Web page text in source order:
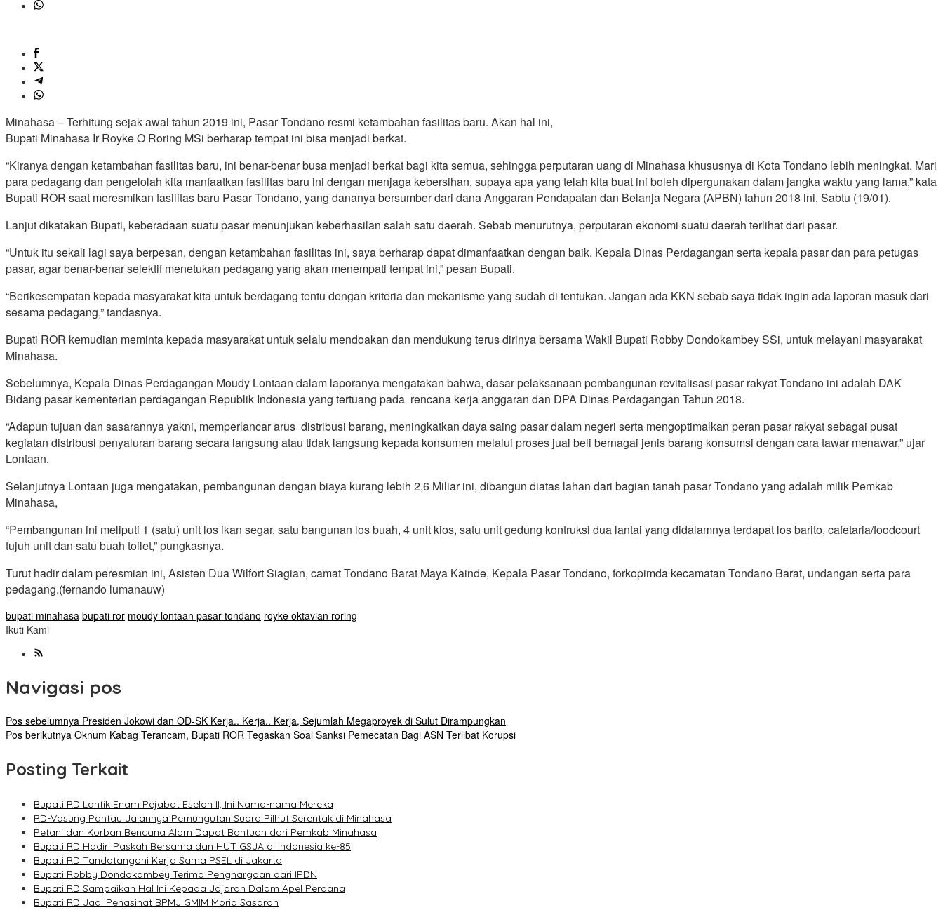
Minahasa – Terhitung sejak awal tahun 2019 ini, Pasar Tondano resmi ketambahan fasilitas baru. Akan hal ini,
Bupati Minahasa Ir Royke O Roring MSi berharap tempat ini bisa menjadi berkat.
“Kiranya dengan ketambahan fasilitas baru, ini benar-benar busa menjadi berkat bagi kita semua, sehingga perputaran uang di Minahasa khususnya di Kota Tondano lebih meningkat. Mari
para pedagang dan pengelolah kita manfaatkan fasilitas baru ini dengan menjaga kebersihan, supaya apa yang telah kita buat ini boleh dipergunakan dalam jangka waktu yang lama,” kata
Bupati ROR saat meresmikan fasilitas baru Pasar Tondano, yang dananya bersumber dari dana Anggaran Pendapatan dan Belanja Negara (APBN) tahun 2018 ini, Sabtu (19/01).
Lanjut dikatakan Bupati, keberadaan suatu pasar menunjukan keberhasilan salah satu daerah. Sebab menurutnya, perputaran ekonomi suatu daerah terlihat dari pasar.
“Untuk itu sekali lagi saya berpesan, dengan ketambahan fasilitas ini, saya berharap dapat dimanfaatkan dengan baik. Kepala Dinas Perdagangan serta kepala pasar dan para petugas
pasar, agar benar-benar selektif menetukan pedagang yang akan menempati tempat ini,” pesan Bupati.
“Berikesempatan kepada masyarakat kita untuk berdagang tentu dengan kriteria dan mekanisme yang sudah di tentukan. Jangan ada KKN sebab saya tidak ingin ada laporan masuk dari
sesama pedagang,” tandasnya.
Bupati ROR kemudian meminta kepada masyarakat untuk selalu mendoakan dan mendukung terus dirinya bersama Wakil Bupati Robby Dondokambey SSi, untuk melayani masyarakat
Minahasa.
Sebelumnya, Kepala Dinas Perdagangan Moudy Lontaan dalam laporanya mengatakan bahwa, dasar pelaksanaan pembangunan revitalisasi pasar rakyat Tondano ini adalah DAK
Bidang pasar kementerian perdagangan Republik Indonesia yang tertuang pada rencana kerja anggaran dan DPA Dinas Perdagangan Tahun 2018.
“Adapun tujuan dan sasarannya yakni, memperlancar arus distribusi barang, meningkatkan daya saing pasar dalam negeri serta mengoptimalkan peran pasar rakyat sebagai pusat
kegiatan distribusi penyaluran barang secara langsung atau tidak langsung kepada konsumen melalui proses jual beli bernagai jenis barang konsumsi dengan cara tawar menawar,” ujar
Lontaan.
Selanjutnya Lontaan juga mengatakan, pembangunan dengan biaya kurang lebih 2,6 Miliar ini, dibangun diatas lahan dari bagian tanah pasar Tondano yang adalah milik Pemkab
Minahasa,
“Pembangunan ini meliputi 1 (satu) unit los ikan segar, satu bangunan los buah, 4 unit kios, satu unit gedung kontruksi dua lantai yang didalamnya terdapat los barito, cafetaria/foodcourt
tujuh unit dan satu buah toilet,” pungkasnya.
Turut hadir dalam peresmian ini, Asisten Dua Wilfort Siagian, camat Tondano Barat Maya Kainde, Kepala Pasar Tondano, forkopimda kecamatan Tondano Barat, undangan serta para
pedagang.(fernando lumanauw)
bupati minahasa bupati ror moudy lontaan pasar tondano royke oktavian roring
Ikuti Kami
Navigasi pos
Pos sebelumnya Presiden Jokowi dan OD-SK Kerja.. Kerja.. Kerja, Sejumlah Megaproyek di Sulut Dirampungkan
Pos berikutnya Oknum Kabag Terancam, Bupati ROR Tegaskan Soal Sanksi Pemecatan Bagi ASN Terlibat Korupsi
Posting Terkait
Bupati RD Lantik Enam Pejabat Eselon II, Ini Nama-nama Mereka
RD-Vasung Pantau Jalannya Pemungutan Suara Pilhut Serentak di Minahasa
Petani dan Korban Bencana Alam Dapat Bantuan dari Pemkab Minahasa
Bupati RD Hadiri Paskah Bersama dan HUT GSJA di Indonesia ke-85
Bupati RD Tandatangani Kerja Sama PSEL di Jakarta
Bupati Robby Dondokambey Terima Penghargaan dari IPDN
Bupati RD Sampaikan Hal Ini Kepada Jajaran Dalam Apel Perdana
Bupati RD Jadi Penasihat BPMJ GMIM Moria Sasaran